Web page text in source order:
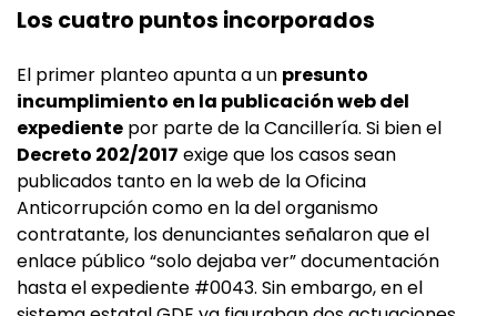
Los cuatro puntos incorporados
El primer planteo apunta a un presunto
incumplimiento en la publicación web del
expediente por parte de la Cancillería. Si bien el
Decreto 202/2017 exige que los casos sean
publicados tanto en la web de la Oficina
Anticorrupción como en la del organismo
contratante, los denunciantes señalaron que el
enlace público “solo dejaba ver” documentación
hasta el expediente #0043. Sin embargo, en el